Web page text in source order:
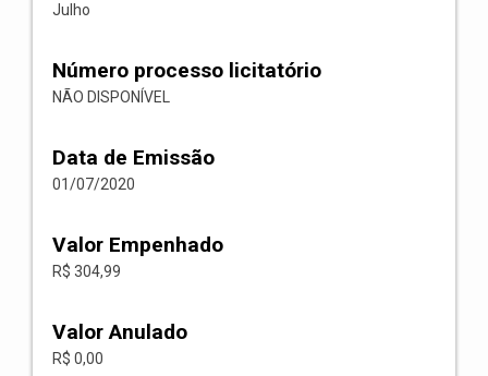
Julho
Número processo licitatório
NÃO DISPONÍVEL
Data de Emissão
01/07/2020
Valor Empenhado
R$ 304,99
Valor Anulado
R$ 0,00